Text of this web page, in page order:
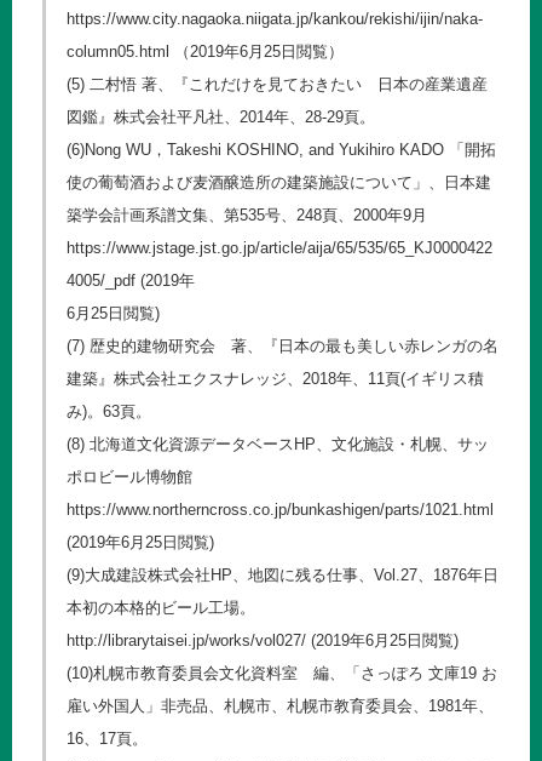
https://www.city.nagaoka.niigata.jp/kankou/rekishi/ijin/naka-
column05.html
（2019年6月25日閲覧）
(5) 二村悟 著、『これだけを見ておきたい 日本の産業遺産
図鑑』株式会社平凡社、2014年、28-29頁。
(6)Nong WU，Takeshi KOSHINO, and Yukihiro KADO 「開拓
使の葡萄酒および麦酒醸造所の建築施設について」、日本建
築学会計画系譜文集、第535号、248頁、2000年9月
https://www.jstage.jst.go.jp/article/aija/65/535/65_KJ0000422
4005/_pdf (2019年
6月25日閲覧)
(7) 歴史的建物研究会 著、『日本の最も美しい赤レンガの名
建築』株式会社エクスナレッジ、2018年、11頁(イギリス積
み)。63頁。
(8) 北海道文化資源データベースHP、文化施設・札幌、サッ
ポロビール博物館
https://www.northerncross.co.jp/bunkashigen/parts/1021.html
(2019年6月25日閲覧)
(9)大成建設株式会社HP、地図に残る仕事、Vol.27、1876年日
本初の本格的ビール工場。
http://librarytaisei.jp/works/vol027/ (2019年6月25日閲覧)
(10)札幌市教育委員会文化資料室 編、「さっぽろ 文庫19 お
雇い外国人」非売品、札幌市、札幌市教育委員会、1981年、
16、17頁。